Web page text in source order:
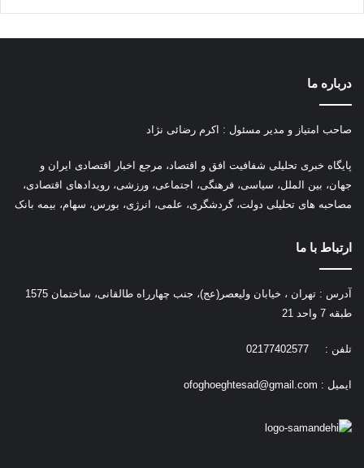
درباره ما
صاحب امتیاز و مدیر مسئول : اکرم رضائی نژاد
پایگاه خبری تحلیلی شفافیت افق و اقتصاد، مرجع اخبار اقتصادی ایران و
جهان، بین الملل، سیاسی، فرهنگی، اجتماعی، ورزشی، رویدادهای اقتصادی،
مصاحبه های تحلیلی دولت، گردشگری، علمی، انرژی، بورس، سهام، بیمه بانک
ارتباط با ما
آدرس : تهران ، خیابان ولیعصر(عج)، جنب چهارراه طالقانی، ساختمان 1575
طبقه 7 واحد 21
تلفن : 02177402577
ایمیل : ofoghoeghtesad@gmail.com